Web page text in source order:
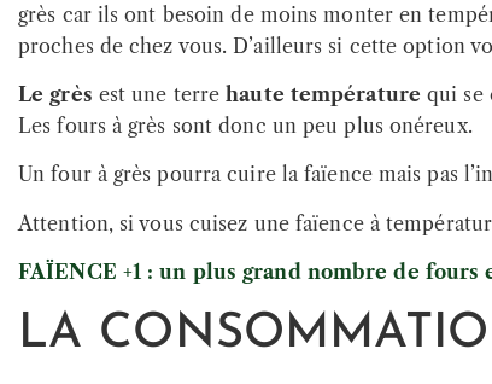
grès car ils ont besoin de moins monter en
proches de chez vous. D’ailleurs si cette option
Le grès est une terrehaute température qui se
Les fours à grès sont donc un peu plus onéreux.
Un four à grès pourra cuire la faïence mais pas
Attention, si vous cuisez une faïence à
FAÏENCE +1 : un plus grand nombre de
LA